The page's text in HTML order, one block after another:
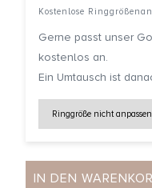
Kostenlose
Gerne passt unser
kostenlos an.
Ein Umtausch ist
IN DEN